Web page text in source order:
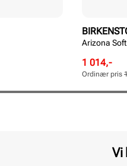
Arizona
Rabattert
pris
Pris
1 014,-
Ordinær
pris
Pris
Ordinær pris
Vi